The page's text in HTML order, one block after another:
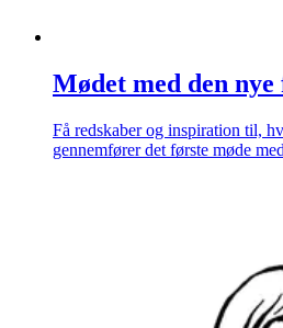
Mødet med den
Få redskaber og inspiration til,
gennemfører det første møde